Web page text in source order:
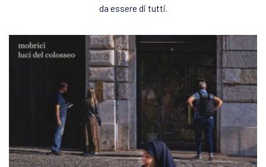
da essere di tutti.